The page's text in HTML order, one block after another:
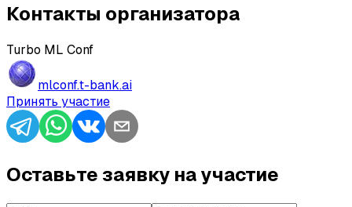
Контакты организатора
Turbo ML Conf
mlconf.t-bank.ai
Принять участие
Оставьте заявку на участие